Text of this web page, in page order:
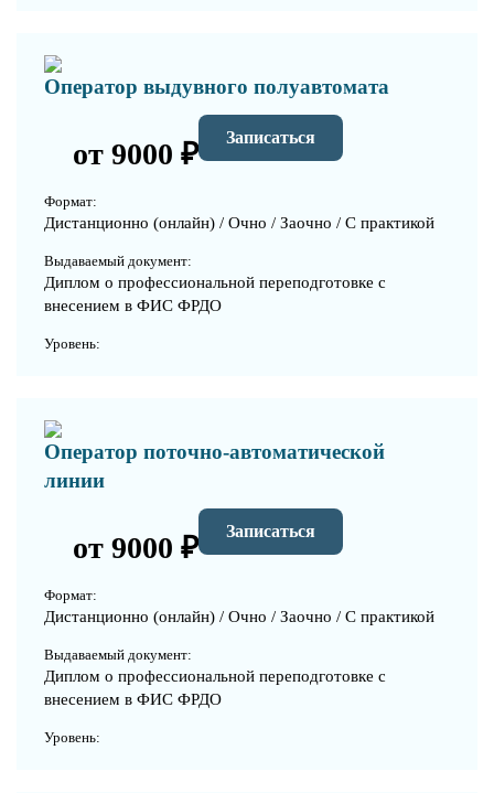
Оператор выдувного полуавтомата
от 9000 ₽ Записаться
Формат:
Дистанционно (онлайн) / Очно / Заочно / С практикой
Выдаваемый документ:
Диплом о профессиональной переподготовке с
внесением в ФИС ФРДО
Уровень:
Оператор поточно-автоматической
линии
от 9000 ₽ Записаться
Формат:
Дистанционно (онлайн) / Очно / Заочно / С практикой
Выдаваемый документ:
Диплом о профессиональной переподготовке с
внесением в ФИС ФРДО
Уровень: